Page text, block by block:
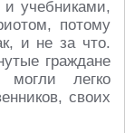
учебниками,
потому
и не за что.
граждане
легко
своих